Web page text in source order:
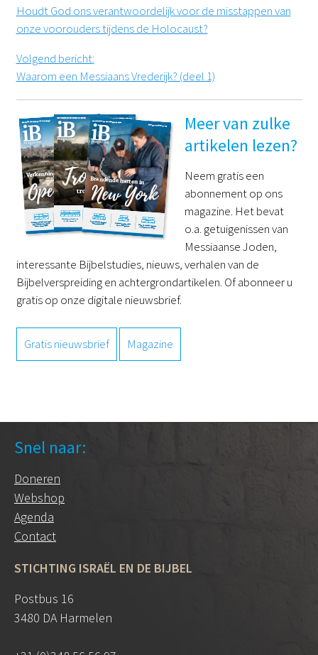
Houdt God ons verantwoordelijk voor de misstappen van
onze voorouders tijdens de Holocaust?
Volgend bericht:
Waarom een Messiaans Vrederijk? (deel 1)
Meer van zulke
artikelen lezen?
Neem gratis een
abonnement op ons
magazine. Het bevat
o.a. getuigenissen van
Messiaanse Joden,
interessante Bijbelstudies, nieuws, verhalen van de
Bijbelverspreiding en achtergrondartikelen. Of abonneer u
gratis op onze digitale nieuwsbrief.
Gratis nieuwsbrief Magazine
Snel naar:
Doneren
Webshop
Agenda
Contact
STICHTING ISRAËL EN DE BIJBEL
Postbus 16
3480 DA Harmelen